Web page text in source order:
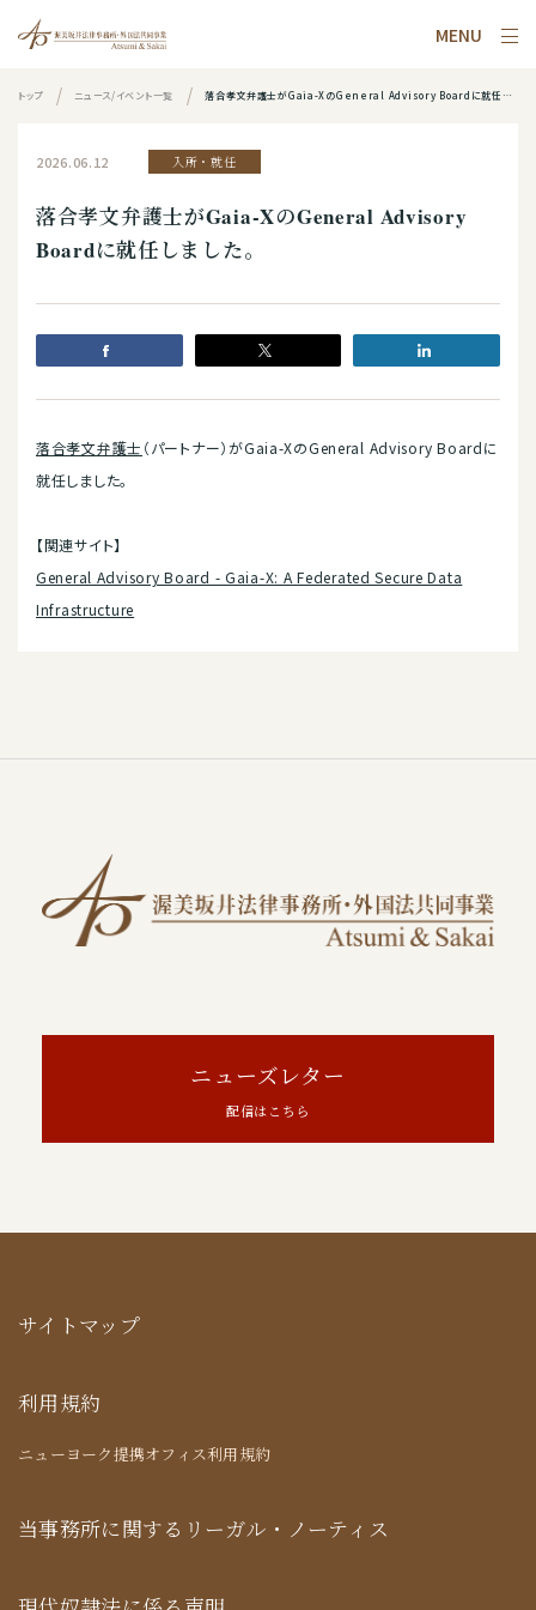
MENU
トップ ニュース/イベント一覧 落合孝文弁護士がGaia-XのGeneral Advisory Boardに就任しました。
2026.06.12 入所・就任
落合孝文弁護士がGaia-XのGeneral Advisory
Boardに就任しました。
落合孝文弁護士 （パートナー）がGaia-XのGeneral Advisory Boardに
就任しました。
【関連サイト】
General Advisory Board - Gaia-X: A Federated Secure Data
Infrastructure
ニューズレター
配信はこちら
サイトマップ
利用規約
ニューヨーク提携オフィス利用規約
当事務所に関するリーガル・ノーティス